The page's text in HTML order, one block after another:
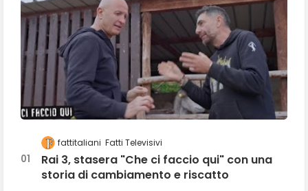
fattitaliani Fatti Televisivi
Rai 3, stasera "Che ci faccio qui" con una
storia di cambiamento e riscatto